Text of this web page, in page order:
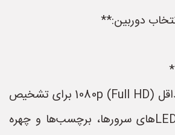
* **رزولوشن:** حداقل 1080p (Full HD) برای تشخیص
جزئیات مهم مانند LEDهای سرورها، برچسب‌ها و چهره